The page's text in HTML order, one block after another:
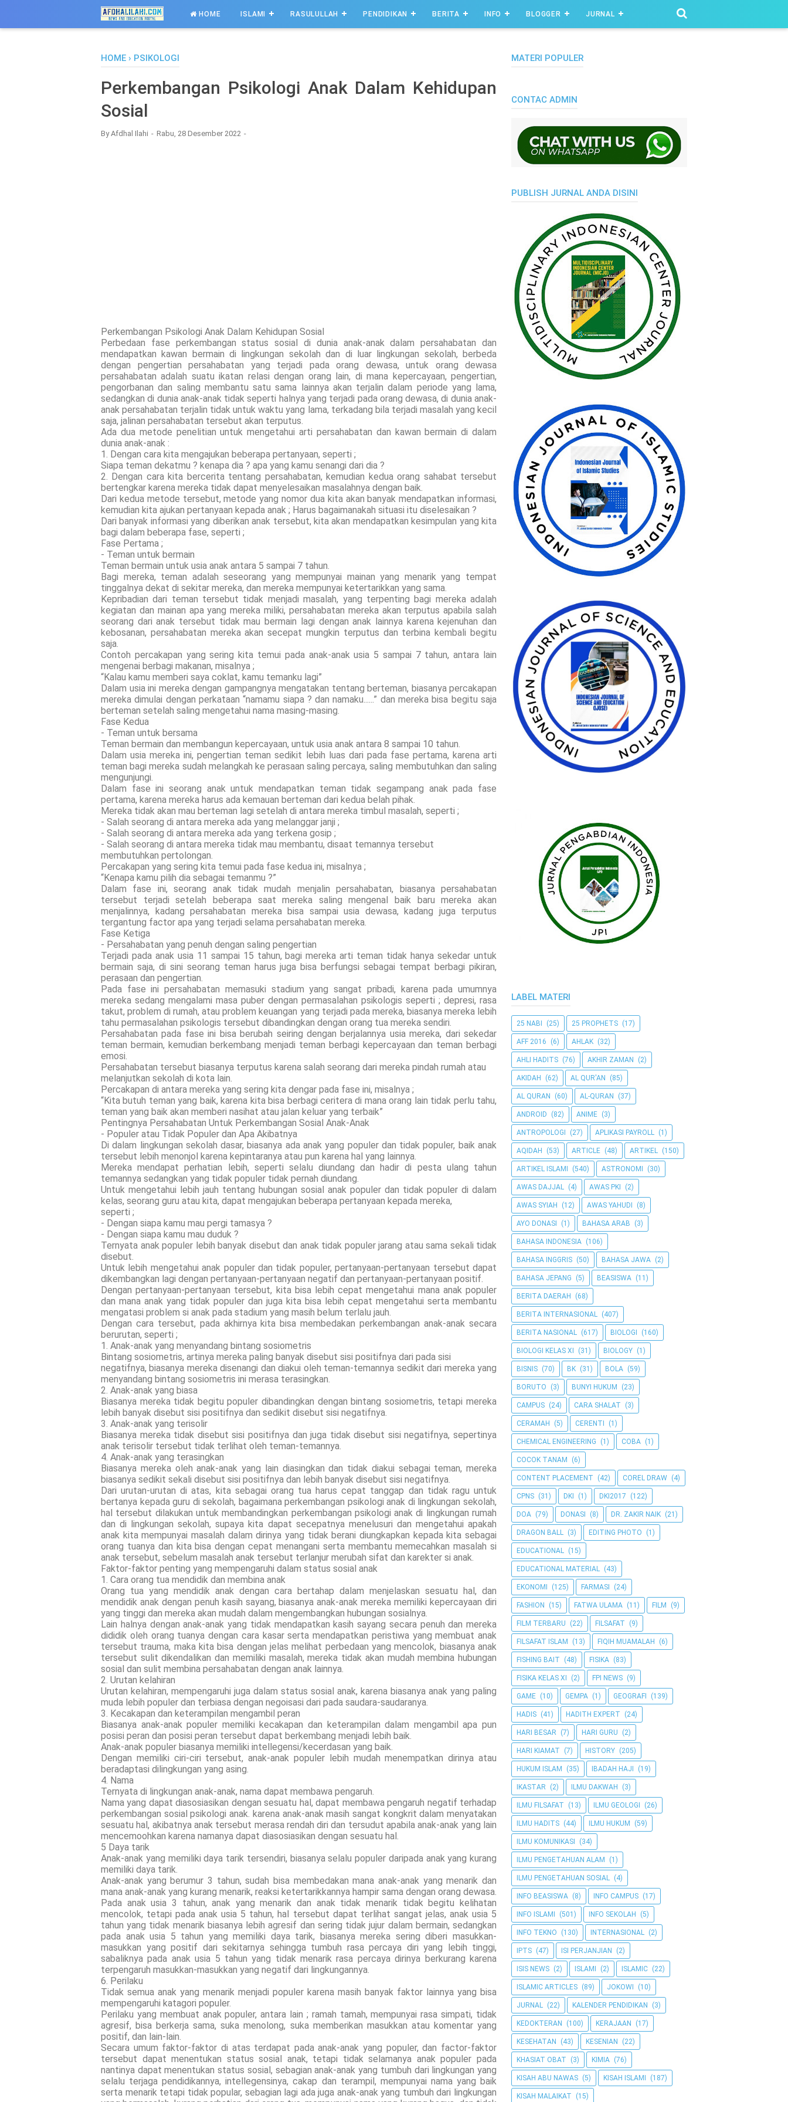
HOME ISLAMI RASULULLAH PENDIDIKAN BERITA INFO BLOGGER JURNAL
HOME › PSIKOLOGI
Perkembangan Psikologi Anak Dalam Kehidupan
Sosial
ByAfdhal Ilahi Rabu, 28 Desember 2022
Perkembangan Psikologi Anak Dalam Kehidupan Sosial
Perbedaan fase perkembangan status sosial di dunia anak-anak dalam persahabatan dan
mendapatkan kawan bermain di lingkungan sekolah dan di luar lingkungan sekolah, berbeda
dengan pengertian persahabatan yang terjadi pada orang dewasa, untuk orang dewasa
persahabatan adalah suatu ikatan relasi dengan orang lain, di mana kepercayaan, pengertian,
pengorbanan dan saling membantu satu sama lainnya akan terjalin dalam periode yang lama,
sedangkan di dunia anak-anak tidak seperti halnya yang terjadi pada orang dewasa, di dunia anak-
anak persahabatan terjalin tidak untuk waktu yang lama, terkadang bila terjadi masalah yang kecil
saja, jalinan persahabatan tersebut akan terputus.
Ada dua metode penelitian untuk mengetahui arti persahabatan dan kawan bermain di dalam
dunia anak-anak :
1. Dengan cara kita mengajukan beberapa pertanyaan, seperti ;
Siapa teman dekatmu ? kenapa dia ? apa yang kamu senangi dari dia ?
2. Dengan cara kita bercerita tentang persahabatan, kemudian kedua orang sahabat tersebut
bertengkar karena mereka tidak dapat menyelesaikan masalahnya dengan baik.
Dari kedua metode tersebut, metode yang nomor dua kita akan banyak mendapatkan informasi,
kemudian kita ajukan pertanyaan kepada anak ; Harus bagaimanakah situasi itu diselesaikan ?
Dari banyak informasi yang diberikan anak tersebut, kita akan mendapatkan kesimpulan yang kita
bagi dalam beberapa fase, seperti ;
Fase Pertama ;
- Teman untuk bermain
Teman bermain untuk usia anak antara 5 sampai 7 tahun.
Bagi mereka, teman adalah seseorang yang mempunyai mainan yang menarik yang tempat
tinggalnya dekat di sekitar mereka, dan mereka mempunyai ketertarikkan yang sama.
Kepribadian dari teman tersebut tidak menjadi masalah, yang terpenting bagi mereka adalah
kegiatan dan mainan apa yang mereka miliki, persahabatan mereka akan terputus apabila salah
seorang dari anak tersebut tidak mau bermain lagi dengan anak lainnya karena kejenuhan dan
kebosanan, persahabatan mereka akan secepat mungkin terputus dan terbina kembali begitu
saja.
Contoh percakapan yang sering kita temui pada anak-anak usia 5 sampai 7 tahun, antara lain
mengenai berbagi makanan, misalnya ;
“Kalau kamu memberi saya coklat, kamu temanku lagi”
Dalam usia ini mereka dengan gampangnya mengatakan tentang berteman, biasanya percakapan
mereka dimulai dengan perkataan “namamu siapa ? dan namaku......” dan mereka bisa begitu saja
berteman setelah saling mengetahui nama masing-masing.
Fase Kedua
- Teman untuk bersama
Teman bermain dan membangun kepercayaan, untuk usia anak antara 8 sampai 10 tahun.
Dalam usia mereka ini, pengertian teman sedikit lebih luas dari pada fase pertama, karena arti
teman bagi mereka sudah melangkah ke perasaan saling percaya, saling membutuhkan dan saling
mengunjungi.
Dalam fase ini seorang anak untuk mendapatkan teman tidak segampang anak pada fase
pertama, karena mereka harus ada kemauan berteman dari kedua belah pihak.
Mereka tidak akan mau berteman lagi setelah di antara mereka timbul masalah, seperti ;
- Salah seorang di antara mereka ada yang melanggar janji ;
- Salah seorang di antara mereka ada yang terkena gosip ;
- Salah seorang di antara mereka tidak mau membantu, disaat temannya tersebut
membutuhkan pertolongan.
Percakapan yang sering kita temui pada fase kedua ini, misalnya ;
“Kenapa kamu pilih dia sebagai temanmu ?”
Dalam fase ini, seorang anak tidak mudah menjalin persahabatan, biasanya persahabatan
tersebut terjadi setelah beberapa saat mereka saling mengenal baik baru mereka akan
menjalinnya, kadang persahabatan mereka bisa sampai usia dewasa, kadang juga terputus
tergantung factor apa yang terjadi selama persahabatan mereka.
Fase Ketiga
- Persahabatan yang penuh dengan saling pengertian
Terjadi pada anak usia 11 sampai 15 tahun, bagi mereka arti teman tidak hanya sekedar untuk
bermain saja, di sini seorang teman harus juga bisa berfungsi sebagai tempat berbagi pikiran,
perasaan dan pengertian.
Pada fase ini persahabatan memasuki stadium yang sangat pribadi, karena pada umumnya
mereka sedang mengalami masa puber dengan permasalahan psikologis seperti ; depresi, rasa
takut, problem di rumah, atau problem keuangan yang terjadi pada mereka, biasanya mereka lebih
tahu permasalahan psikologis tersebut dibandingkan dengan orang tua mereka sendiri.
Persahabatan pada fase ini bisa berubah seiring dengan berjalannya usia mereka, dari sekedar
teman bermain, kemudian berkembang menjadi teman berbagi kepercayaan dan teman berbagi
emosi.
Persahabatan tersebut biasanya terputus karena salah seorang dari mereka pindah rumah atau
melanjutkan sekolah di kota lain.
Percakapan di antara mereka yang sering kita dengar pada fase ini, misalnya ;
“Kita butuh teman yang baik, karena kita bisa berbagi ceritera di mana orang lain tidak perlu tahu,
teman yang baik akan memberi nasihat atau jalan keluar yang terbaik”
Pentingnya Persahabatan Untuk Perkembangan Sosial Anak-Anak
- Populer atau Tidak Populer dan Apa Akibatnya
Di dalam lingkungan sekolah dasar, biasanya ada anak yang populer dan tidak populer, baik anak
tersebut lebih menonjol karena kepintaranya atau pun karena hal yang lainnya.
Mereka mendapat perhatian lebih, seperti selalu diundang dan hadir di pesta ulang tahun
temannya sedangkan yang tidak populer tidak pernah diundang.
Untuk mengetahui lebih jauh tentang hubungan sosial anak populer dan tidak populer di dalam
kelas, seorang guru atau kita, dapat mengajukan beberapa pertanyaan kepada mereka,
seperti ;
- Dengan siapa kamu mau pergi tamasya ?
- Dengan siapa kamu mau duduk ?
Ternyata anak populer lebih banyak disebut dan anak tidak populer jarang atau sama sekali tidak
disebut.
Untuk lebih mengetahui anak populer dan tidak populer, pertanyaan-pertanyaan tersebut dapat
dikembangkan lagi dengan pertanyaan-pertanyaan negatif dan pertanyaan-pertanyaan positif.
Dengan pertanyaan-pertanyaan tersebut, kita bisa lebih cepat mengetahui mana anak populer
dan mana anak yang tidak populer dan juga kita bisa lebih cepat mengetahui serta membantu
mengatasi problem si anak pada stadium yang masih belum terlalu jauh.
Dengan cara tersebut, pada akhirnya kita bisa membedakan perkembangan anak-anak secara
berurutan, seperti ;
1. Anak-anak yang menyandang bintang sosiometris
Bintang sosiometris, artinya mereka paling banyak disebut sisi positifnya dari pada sisi
negatifnya, biasanya mereka disenangi dan diakui oleh teman-temannya sedikit dari mereka yang
menyandang bintang sosiometris ini merasa terasingkan.
2. Anak-anak yang biasa
Biasanya mereka tidak begitu populer dibandingkan dengan bintang sosiometris, tetapi mereka
lebih banyak disebut sisi positifnya dan sedikit disebut sisi negatifnya.
3. Anak-anak yang terisolir
Biasanya mereka tidak disebut sisi positifnya dan juga tidak disebut sisi negatifnya, sepertinya
anak terisolir tersebut tidak terlihat oleh teman-temannya.
4. Anak-anak yang terasingkan
Biasanya mereka oleh anak-anak yang lain diasingkan dan tidak diakui sebagai teman, mereka
biasanya sedikit sekali disebut sisi positifnya dan lebih banyak disebut sisi negatifnya.
Dari urutan-urutan di atas, kita sebagai orang tua harus cepat tanggap dan tidak ragu untuk
bertanya kepada guru di sekolah, bagaimana perkembangan psikologi anak di lingkungan sekolah,
hal tersebut dilakukan untuk membandingkan perkembangan psikologi anak di lingkungan rumah
dan di lingkungan sekolah, supaya kita dapat secepatnya menelusuri dan mengetahui apakah
anak kita mempunyai masalah dalam dirinya yang tidak berani diungkapkan kepada kita sebagai
orang tuanya dan kita bisa dengan cepat menangani serta membantu memecahkan masalah si
anak tersebut, sebelum masalah anak tersebut terlanjur merubah sifat dan karekter si anak.
Faktor-faktor penting yang mempengaruhi dalam status sosial anak
1. Cara orang tua mendidik dan membina anak
Orang tua yang mendidik anak dengan cara bertahap dalam menjelaskan sesuatu hal, dan
mendidik anak dengan penuh kasih sayang, biasanya anak-anak mereka memiliki kepercayaan diri
yang tinggi dan mereka akan mudah dalam mengembangkan hubungan sosialnya.
Lain halnya dengan anak-anak yang tidak mendapatkan kasih sayang secara penuh dan mereka
dididik oleh orang tuanya dengan cara kasar serta mendapatkan peristiwa yang membuat anak
tersebut trauma, maka kita bisa dengan jelas melihat perbedaan yang mencolok, biasanya anak
tersebut sulit dikendalikan dan memiliki masalah, mereka tidak akan mudah membina hubungan
sosial dan sulit membina persahabatan dengan anak lainnya.
2. Urutan kelahiran
Urutan kelahiran, mempengaruhi juga dalam status sosial anak, karena biasanya anak yang paling
muda lebih populer dan terbiasa dengan negoisasi dari pada saudara-saudaranya.
3. Kecakapan dan keterampilan mengambil peran
Biasanya anak-anak populer memiliki kecakapan dan keterampilan dalam mengambil apa pun
posisi peran dan posisi peran tersebut dapat berkembang menjadi lebih baik.
Anak-anak populer biasanya memiliki intellegensi/kecerdasan yang baik.
Dengan memiliki ciri-ciri tersebut, anak-anak populer lebih mudah menempatkan dirinya atau
beradaptasi dilingkungan yang asing.
4. Nama
Ternyata di lingkungan anak-anak, nama dapat membawa pengaruh.
Nama yang dapat diasosiasikan dengan sesuatu hal, dapat membawa pengaruh negatif terhadap
perkembangan sosial psikologi anak. karena anak-anak masih sangat kongkrit dalam menyatakan
sesuatu hal, akibatnya anak tersebut merasa rendah diri dan tersudut apabila anak-anak yang lain
mencemoohkan karena namanya dapat diasosiasikan dengan sesuatu hal.
5 Daya tarik
Anak-anak yang memiliki daya tarik tersendiri, biasanya selalu populer daripada anak yang kurang
memiliki daya tarik.
Anak-anak yang berumur 3 tahun, sudah bisa membedakan mana anak-anak yang menarik dan
mana anak-anak yang kurang menarik, reaksi ketertarikkannya hampir sama dengan orang dewasa.
Pada anak usia 3 tahun, anak yang menarik dan anak tidak menarik tidak begitu kelihatan
mencolok, tetapi pada anak usia 5 tahun, hal tersebut dapat terlihat sangat jelas, anak usia 5
tahun yang tidak menarik biasanya lebih agresif dan sering tidak jujur dalam bermain, sedangkan
pada anak usia 5 tahun yang memiliki daya tarik, biasanya mereka sering diberi masukkan-
masukkan yang positif dari sekitarnya sehingga tumbuh rasa percaya diri yang lebih tinggi,
sabaliknya pada anak usia 5 tahun yang tidak menarik rasa percaya dirinya berkurang karena
terpengaruh masukkan-masukkan yang negatif dari lingkungannya.
6. Perilaku
Tidak semua anak yang menarik menjadi populer karena masih banyak faktor lainnya yang bisa
mempengaruhi katagori populer.
Perilaku yang membuat anak populer, antara lain ; ramah tamah, mempunyai rasa simpati, tidak
agresif, bisa berkerja sama, suka menolong, suka memberikan masukkan atau komentar yang
positif, dan lain-lain.
Secara umum faktor-faktor di atas terdapat pada anak-anak yang populer, dan factor-faktor
tersebut dapat menentukan status sosial anak, tetapi tidak selamanya anak populer pada
nantinya dapat menentukan status sosial, sebagian anak-anak yang tumbuh dari lingkungan yang
selalu terjaga pendidikannya, intellegensinya, cakap dan terampil, mempunyai nama yang baik
serta menarik tetapi tidak popular, sebagian lagi ada juga anak-anak yang tumbuh dari lingkungan
MATERI POPULER
CONTAC ADMIN
PUBLISH JURNAL ANDA DISINI
LABEL MATERI
25 NABI (25) 25 PROPHETS (17)
AFF 2016 (6) AHLAK (32)
AHLI HADITS (76) AKHIR ZAMAN (2)
AKIDAH (62) AL QUR'AN (85)
AL QURAN (60) AL-QURAN (37)
ANDROID (82) ANIME (3)
ANTROPOLOGI (27) APLIKASI PAYROLL (1)
AQIDAH (53) ARTICLE (48) ARTIKEL (150)
ARTIKEL ISLAMI (540) ASTRONOMI (30)
AWAS DAJJAL (4) AWAS PKI (2)
AWAS SYIAH (12) AWAS YAHUDI (8)
AYO DONASI (1) BAHASA ARAB (3)
BAHASA INDONESIA (106)
BAHASA INGGRIS (50) BAHASA JAWA (2)
BAHASA JEPANG (5) BEASISWA (11)
BERITA DAERAH (68)
BERITA INTERNASIONAL (407)
BERITA NASIONAL (617) BIOLOGI (160)
BIOLOGI KELAS XI (31) BIOLOGY (1)
BISNIS (70) BK (31) BOLA (59)
BORUTO (3) BUNYI HUKUM (23)
CAMPUS (24) CARA SHALAT (3)
CERAMAH (5) CERENTI (1)
CHEMICAL ENGINEERING (1) COBA (1)
COCOK TANAM (6)
CONTENT PLACEMENT (42) COREL DRAW (4)
CPNS (31) DKI (1) DKI2017 (122)
DOA (79) DONASI (8) DR. ZAKIR NAIK (21)
DRAGON BALL (3) EDITING PHOTO (1)
EDUCATIONAL (15)
EDUCATIONAL MATERIAL (43)
EKONOMI (125) FARMASI (24)
FASHION (15) FATWA ULAMA (11) FILM (9)
FILM TERBARU (22) FILSAFAT (9)
FILSAFAT ISLAM (13) FIQIH MUAMALAH (6)
FISHING BAIT (48) FISIKA (83)
FISIKA KELAS XI (2) FPI NEWS (9)
GAME (10) GEMPA (1) GEOGRAFI (139)
HADIS (41) HADITH EXPERT (24)
HARI BESAR (7) HARI GURU (2)
HARI KIAMAT (7) HISTORY (205)
HUKUM ISLAM (35) IBADAH HAJI (19)
IKASTAR (2) ILMU DAKWAH (3)
ILMU FILSAFAT (13) ILMU GEOLOGI (26)
ILMU HADITS (44) ILMU HUKUM (59)
ILMU KOMUNIKASI (34)
ILMU PENGETAHUAN ALAM (1)
ILMU PENGETAHUAN SOSIAL (4)
INFO BEASISWA (8) INFO CAMPUS (17)
INFO ISLAMI (501) INFO SEKOLAH (5)
INFO TEKNO (130) INTERNASIONAL (2)
IPTS (47) ISI PERJANJIAN (2)
ISIS NEWS (2) ISLAMI (2) ISLAMIC (22)
ISLAMIC ARTICLES (89) JOKOWI (10)
JURNAL (22) KALENDER PENDIDIKAN (3)
KEDOKTERAN (100) KERAJAAN (17)
KESEHATAN (43) KESENIAN (22)
KHASIAT OBAT (3) KIMIA (76)
KISAH ABU NAWAS (5) KISAH ISLAMI (187)
KISAH MALAIKAT (15)